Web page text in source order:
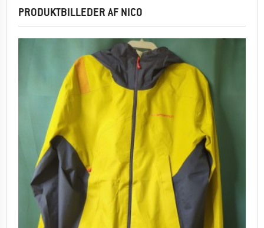
PRODUKTBILLEDER AF NICO